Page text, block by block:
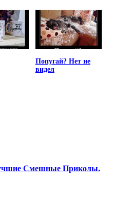
Попугай? Нет не
видел
Смешные Приколы.